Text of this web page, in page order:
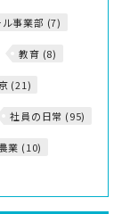
ル事業部 (7)
教育 (8)
(21)
社員の日常 (95)
業 (10)